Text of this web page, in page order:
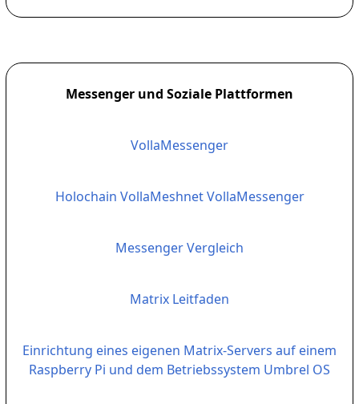
Messenger und Soziale Plattformen
VollaMessenger
Holochain VollaMeshnet VollaMessenger
Messenger Vergleich
Matrix Leitfaden
Einrichtung eines eigenen Matrix-Servers auf einem
Raspberry Pi und dem Betriebssystem Umbrel OS